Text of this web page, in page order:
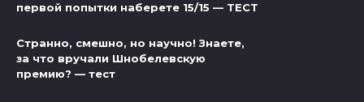
первой попытки наберете 15/15 — ТЕСТ
Странно, смешно, но научно! Знаете,
за что вручали Шнобелевскую
премию? — тест